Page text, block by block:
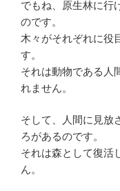
でもね、原生林に行
のです。
木々がそれぞれに役
す。
それは動物である人
れません。
そして、人間に見放
ろがあるのです。
それは森として復活
ん。